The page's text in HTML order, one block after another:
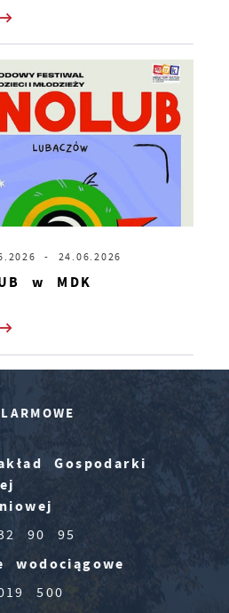
- 24.06.2026
w MDK
Gospodarki
90 95
wodociągowe
500